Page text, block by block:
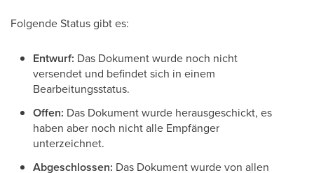
Folgende Status gibt es:
Entwurf: Das Dokument wurde noch nicht
versendet und befindet sich in einem
Bearbeitungsstatus.
Offen: Das Dokument wurde herausgeschickt, es
haben aber noch nicht alle Empfänger
unterzeichnet.
Abgeschlossen: Das Dokument wurde von allen